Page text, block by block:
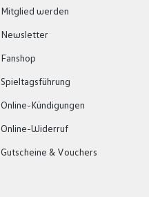
Mitglied werden
Newsletter
Fanshop
Spieltagsführung
Online-Kündigungen
Online-Widerruf
Gutscheine & Vouchers